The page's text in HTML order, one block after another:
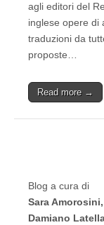
agli editori del
inglese opere di
traduzioni da
proposte…
Read more →
Blog a cura di
Sara
Damiano